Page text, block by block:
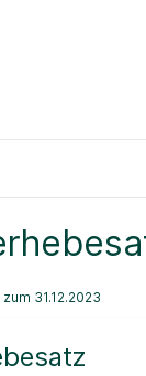
31.12.2023